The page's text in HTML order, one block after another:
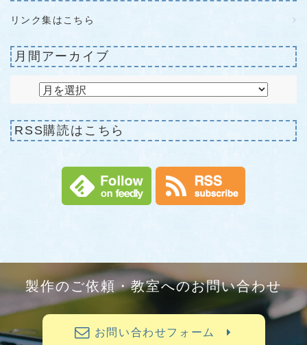
リンク集はこちら
月間アーカイブ
RSS購読はこちら
製作のご依頼・教室へのお問い合わせ
お問い合わせフォーム